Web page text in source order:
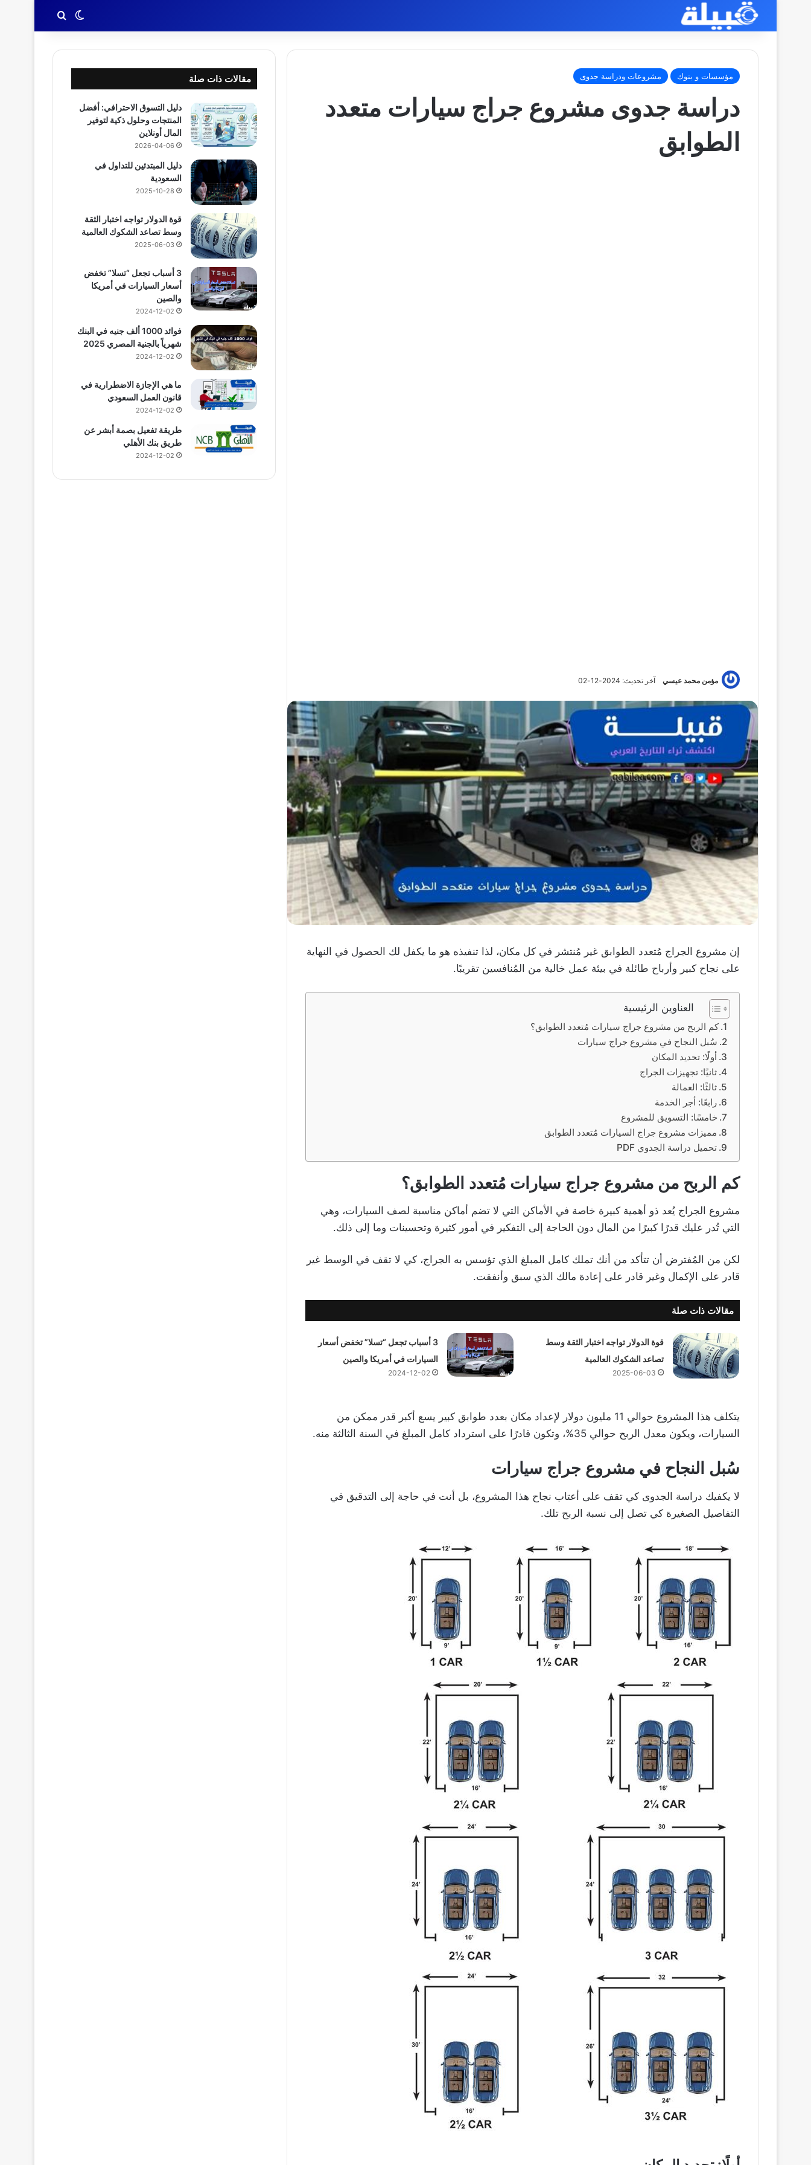
الوضع المظلم
بحث عن
مؤسسات و بنوك مشروعات ودراسة جدوى
دراسة جدوى مشروع جراج سيارات متعدد
الطوابق
مؤمن محمد عيسي آخر تحديث: 2024-12-02
إن مشروع الجراج مُتعدد الطوابق غير مُنتشر في كل مكان، لذا تنفيذه هو ما يكفل لك الحصول في النهاية
على نجاح كبير وأرباح طائلة في بيئة عمل خالية من المُنافسين تقريبًا.
العناوين الرئيسية
كم الربح من مشروع جراج سيارات مُتعدد الطوابق؟
سُبل النجاح في مشروع جراج سيارات
أولًا: تحديد المكان
ثانيًا: تجهيزات الجراج
ثالثًا: العمالة
رابعًا: أجر الخدمة
خامسًا: التسويق للمشروع
مميزات مشروع جراج السيارات مُتعدد الطوابق
تحميل دراسة الجدوي PDF
كم الربح من مشروع جراج سيارات مُتعدد الطوابق؟
مشروع الجراج يُعد ذو أهمية كبيرة خاصة في الأماكن التي لا تضم أماكن مناسبة لصف السيارات، وهي
التي تُدر عليك قدرًا كبيرًا من المال دون الحاجة إلى التفكير في أمور كثيرة وتحسينات وما إلى ذلك.
لكن من المُفترض أن تتأكد من أنك تملك كامل المبلغ الذي تؤسس به الجراج، كي لا تقف في الوسط غير
قادر على الإكمال وغير قادر على إعادة مالك الذي سبق وأنفقت.
مقالات ذات صلة
قوة الدولار تواجه اختبار الثقة وسط
تصاعد الشكوك العالمية
2025-06-03
3 أسباب تجعل “تسلا” تخفض أسعار
السيارات في أمريكا والصين
2024-12-02
يتكلف هذا المشروع حوالي 11 مليون دولار لإعداد مكان بعدد طوابق كبير يسع أكبر قدر ممكن من
السيارات، ويكون معدل الربح حوالي 35%، وتكون قادرًا على استرداد كامل المبلغ في السنة الثالثة منه.
سُبل النجاح في مشروع جراج سيارات
لا يكفيك دراسة الجدوى كي تقف على أعتاب نجاح هذا المشروع، بل أنت في حاجة إلى التدقيق في
التفاصيل الصغيرة كي تصل إلى نسبة الربح تلك.
مقالات ذات صلة
دليل التسوق الاحترافي: أفضل
المنتجات وحلول ذكية لتوفير
المال أونلاين
2026-04-06
دليل المبتدئين للتداول في
السعودية
2025-10-28
قوة الدولار تواجه اختبار الثقة
وسط تصاعد الشكوك العالمية
2025-06-03
3 أسباب تجعل “تسلا” تخفض
أسعار السيارات في أمريكا
والصين
2024-12-02
فوائد 1000 ألف جنيه في البنك
شهرياً بالجنية المصري 2025
2024-12-02
ما هي الإجازة الاضطرارية في
قانون العمل السعودي
2024-12-02
طريقة تفعيل بصمة أبشر عن
طريق بنك الأهلي
2024-12-02